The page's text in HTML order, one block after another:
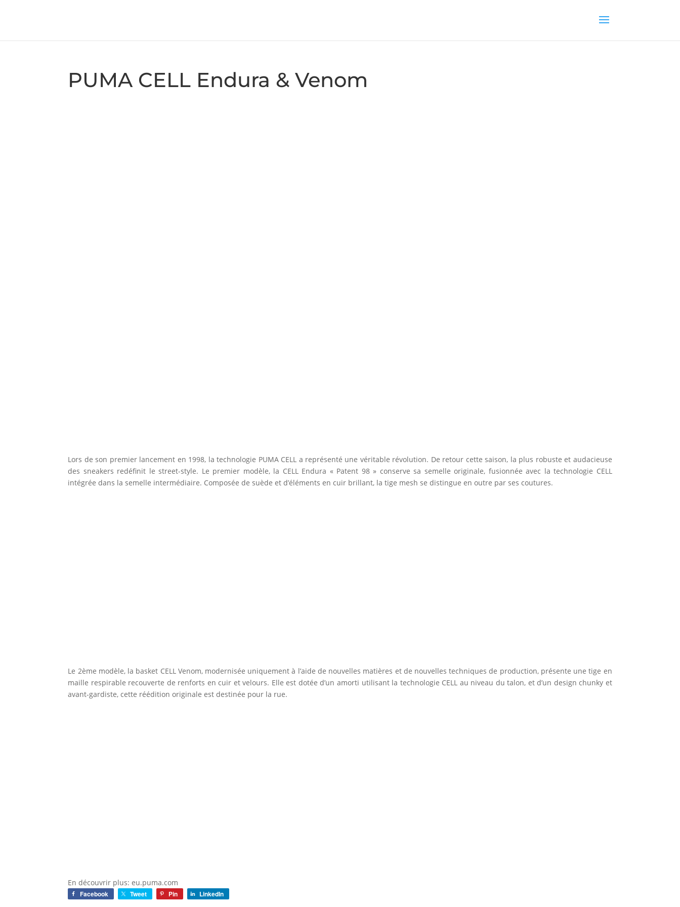
PUMA CELL Endura & Venom
Lors de son premier lancement en 1998, la technologie PUMA CELL a représenté une véritable révolution. De retour cette saison, la plus robuste et audacieuse
des sneakers redéfinit le street-style. Le premier modèle, la CELL Endura « Patent 98 » conserve sa semelle originale, fusionnée avec la technologie CELL
intégrée dans la semelle intermédiaire. Composée de suède et d’éléments en cuir brillant, la tige mesh se distingue en outre par ses coutures.
Le 2ème modèle, la basket CELL Venom, modernisée uniquement à l’aide de nouvelles matières et de nouvelles techniques de production, présente une tige en
maille respirable recouverte de renforts en cuir et velours. Elle est dotée d’un amorti utilisant la technologie CELL au niveau du talon, et d’un design chunky et
avant-gardiste, cette réédition originale est destinée pour la rue.
En découvrir plus: eu.puma.com
Facebook Tweet Pin LinkedIn